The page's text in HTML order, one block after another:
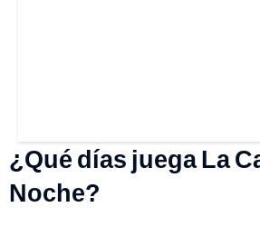
¿Qué días juega La
Noche?